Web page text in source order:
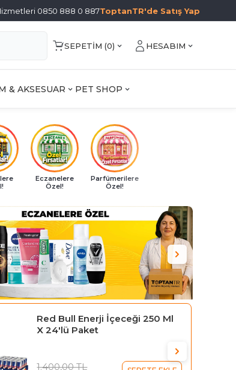
0850 888 0 887ToptanTR'de Satış Yap
SEPETIM (0) HESABIM
& AKSESUAR PET SHOP
Eczanelere
Özel!
Parfümerilere
Özel!
Gillette Blue 3 Tıraş Bıçağı 10'lu
Kartela Comfort Plus
329,95 TL